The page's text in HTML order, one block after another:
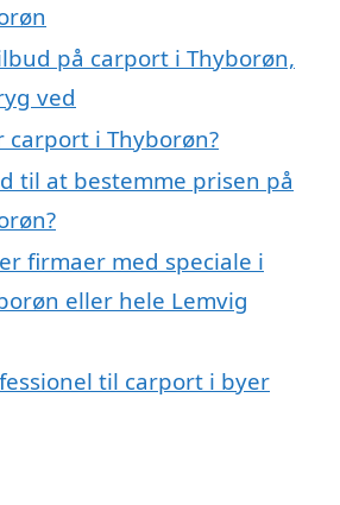
på carport i Thyborøn,
ved
carport i Thyborøn?
til at bestemme prisen på
firmaer med speciale i
eller hele Lemvig
til carport i byer